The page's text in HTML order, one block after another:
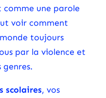
comme une parole
voir comment
toujours
par la violence et
scolaires, vos